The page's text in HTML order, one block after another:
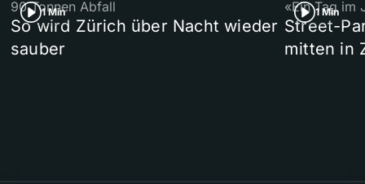
1 Min
90 Tonnen Abfall
So wird Zürich über Nacht wieder
sauber
1 Min
«Ein Tag im
Street-
mitten in